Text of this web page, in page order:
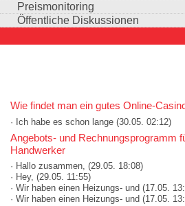
Preismonitoring
Öffentliche Diskussionen
Wie findet man ein gutes Online-
· Ich habe es schon lange (30.05. 02:12)
Angebots- und Rechnungsprogramm
Handwerker
· Hallo zusammen, (29.05. 18:08)
· Hey, (29.05. 11:55)
· Wir haben einen Heizungs- und (17.05.
· Wir haben einen Heizungs- und (17.05.
Haupt-Reiter
(aktiver Reiter)
Auswahlmöglichkeiten